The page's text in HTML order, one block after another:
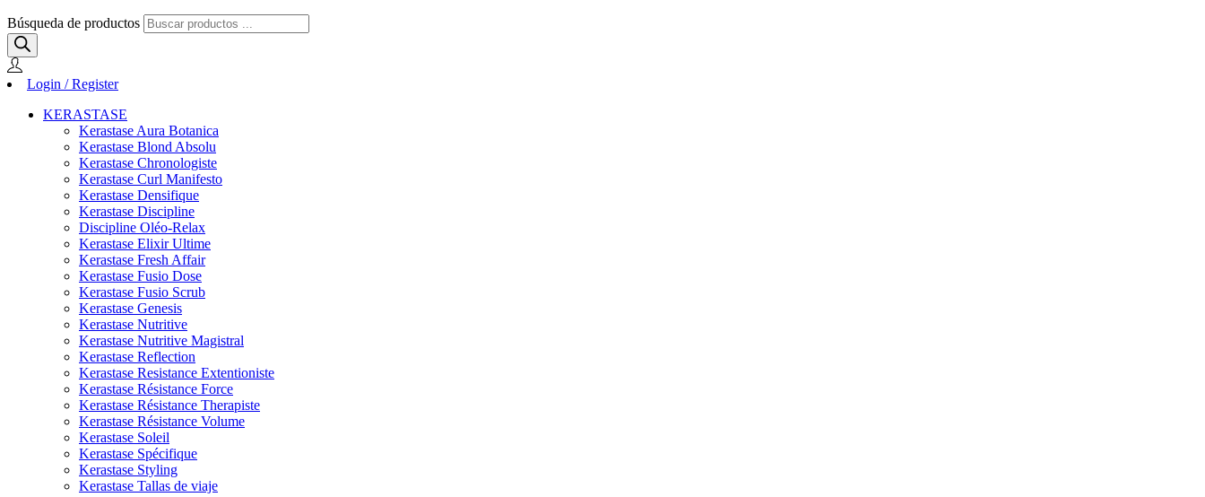
Búsqueda de productos
Login / Register
KERASTASE
Kerastase Aura Botanica
Kerastase Blond Absolu
Kerastase Chronologiste
Kerastase Curl Manifesto
Kerastase Densifique
Kerastase Discipline
Discipline Oléo-Relax
Kerastase Elixir Ultime
Kerastase Fresh Affair
Kerastase Fusio Dose
Kerastase Fusio Scrub
Kerastase Genesis
Kerastase Nutritive
Kerastase Nutritive Magistral
Kerastase Reflection
Kerastase Resistance Extentioniste
Kerastase Résistance Force
Kerastase Résistance Therapiste
Kerastase Résistance Volume
Kerastase Soleil
Kerastase Spécifique
Kerastase Styling
Kerastase Tallas de viaje